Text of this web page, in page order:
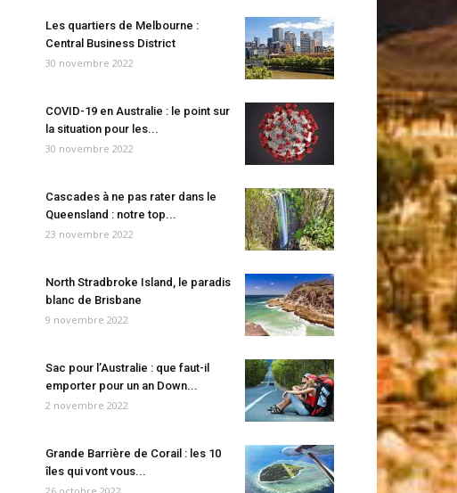
Les quartiers de Melbourne :
Central Business District
30 novembre 2022
COVID-19 en Australie : le point sur
la situation pour les...
30 novembre 2022
Cascades à ne pas rater dans le
Queensland : notre top...
23 novembre 2022
North Stradbroke Island, le paradis
blanc de Brisbane
9 novembre 2022
Sac pour l’Australie : que faut-il
emporter pour un an Down...
2 novembre 2022
Grande Barrière de Corail : les 10
îles qui vont vous...